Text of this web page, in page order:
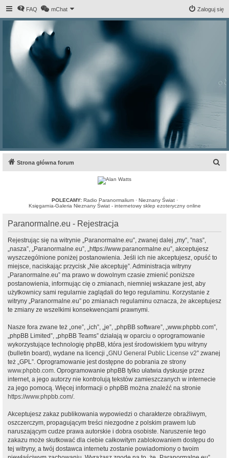
FAQ mChat Zaloguj się
Strona główna forum
POLECAMY: Radio Paranormalium· Nieznany Świat·
Księgarnia-Galeria Nieznany Świat - internetowy sklep ezoteryczny online
Paranormalne.eu - Rejestracja
Rejestrując się na witrynie „Paranormalne.eu”, zwanej dalej „my”, ”nas”,
„nasza”, „Paranormalne.eu”, „https://www.paranormalne.eu”, akceptujesz
wyszczególnione poniżej postanowienia. Jeśli ich nie akceptujesz, opuść to
miejsce, naciskając przycisk „Nie akceptuję”. Administracja witryny
„Paranormalne.eu” ma prawo w dowolnym czasie zmienić poniższe
postanowienia, informując cię o zmianach, niemniej wskazane jest, aby
użytkownicy sami regularnie zaglądali do tego regulaminu. Korzystanie z
witryny „Paranormalne.eu” po zmianach regulaminu oznacza, że akceptujesz
te zmiany ze wszelkimi konsekwencjami prawnymi.
Nasze fora zwane też „one”, „ich”, „je”, „phpBB software”, „www.phpbb.com”,
„phpBB Limited”, „phpBB Teams” działają w oparciu o oprogramowanie
wykorzystujące technologię phpBB, która jest środowiskiem typu witryny
(bulletin board), wydane na licencji „GNU General Public License v2” zwanej
też „GPL”. Oprogramowanie jest dostępne do pobrania ze strony
www.phpbb.com. Oprogramowanie phpBB tylko ułatwia dyskusje przez
internet, a jego autorzy nie kontrolują tekstów zamieszczanych w internecie
za jego pomocą. Więcej informacji o phpBB można znaleźć na stronie
https://www.phpbb.com/.
Akceptujesz zakaz publikowania wypowiedzi o charakterze obraźliwym,
oszczerczym, propagującym treści niezgodne z polskim prawem lub
naruszającym cudze prawa autorskie i dobra osobiste. Naruszenie tego
zakazu może skutkować dla ciebie całkowitym zablokowaniem dostępu do
tej witryny, a twój dostawca internetu zostanie powiadomiony o twoim